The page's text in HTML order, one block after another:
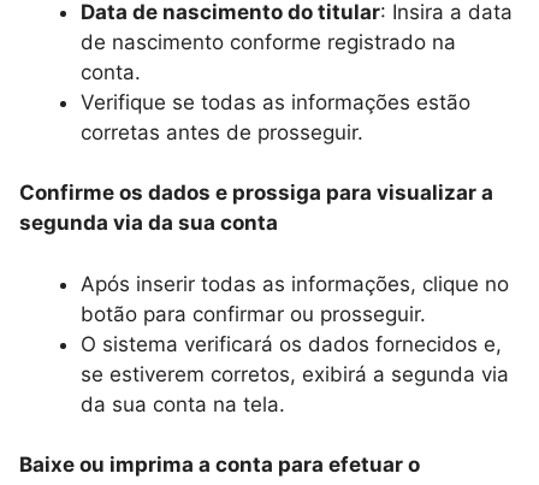
Data de nascimento do titular: Insira a data
de nascimento conforme registrado na
conta.
Verifique se todas as informações estão
corretas antes de prosseguir.
Confirme os dados e prossiga para visualizar a
segunda via da sua conta
Após inserir todas as informações, clique no
botão para confirmar ou prosseguir.
O sistema verificará os dados fornecidos e,
se estiverem corretos, exibirá a segunda via
da sua conta na tela.
Baixe ou imprima a conta para efetuar o